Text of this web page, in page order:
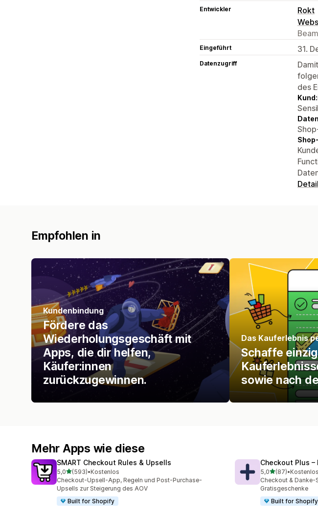
Entwickler
Rokt
Eingeführt 31.
Datenzugriff
des
Empfohlen in
Kundenbindung
Fördere das
Wiederholungsgeschäft mit
Apps, die dir helfen,
Käufer:innen
zurückzugewinnen.
Das Kauferlebnis
Schaffe
sowie nach
Mehr Apps wie diese
SMART Checkout Rules & Upsells
5,0von 5 Sternen
(593)
593 Rezensionen insgesamt
•Kostenlos
Checkout-Upsell-App, Regeln und Post-Purchase-
Upsells zur Steigerung des AOV
Built for Shopify
Checkout Plus –
5,0von 5 Sternen
(87)
87 Rezensionen
•
Checkout & Danke-
Gratisgeschenke
Built for Shopify